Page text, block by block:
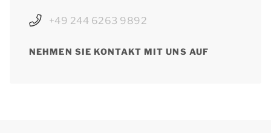
+49 244 6263 9892
NEHMEN SIE KONTAKT MIT UNS AUF